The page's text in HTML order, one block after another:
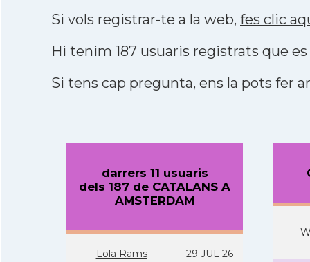
Si vols registrar-te a la web, fes clic
Hi tenim 187 usuaris registrats que
Si tens cap pregunta, ens la pots fer
darrers 11 usuaris
dels 187 de CATALANS A
AMSTERDAM
Lola Rams 29 JUL 26